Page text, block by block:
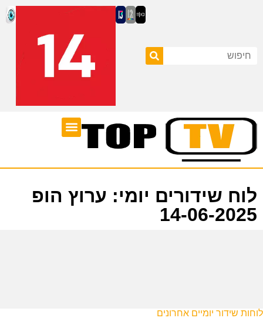
לוח שידורים יומי: ערוץ הופ
14-06-2025
לוחות שידור יומיים אחרונים